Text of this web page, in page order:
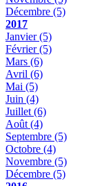
Décembre (5)
2017
Janvier(5)
Février(5)
Mars (6)
Avril (6)
Mai (5)
Juin (4)
Juillet (6)
Août (4)
Septembre (5)
Octobre (4)
Novembre (5)
Décembre (5)